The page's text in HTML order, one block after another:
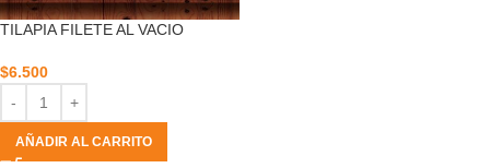
TILAPIA FILETE AL VACIO
$6.500
AÑADIR AL CARRITO